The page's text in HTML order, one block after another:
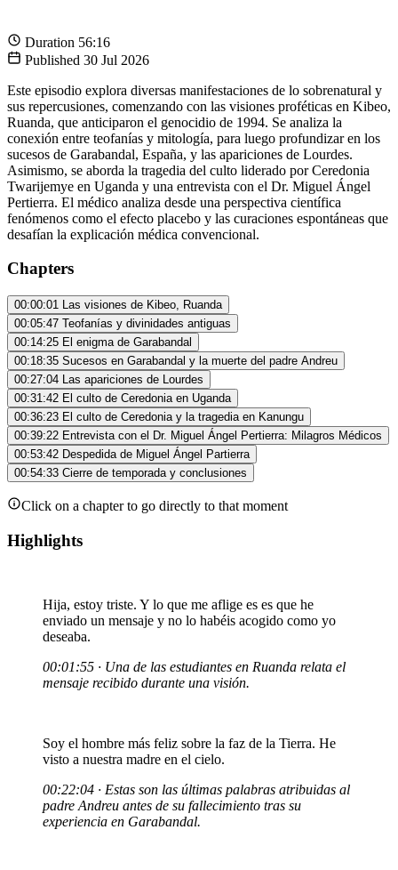
Duration 56:16
Published 30 Jul 2026
Este episodio explora diversas manifestaciones de lo sobrenatural y
sus repercusiones, comenzando con las visiones proféticas en Kibeo,
Ruanda, que anticiparon el genocidio de 1994. Se analiza la
conexión entre teofanías y mitología, para luego profundizar en los
sucesos de Garabandal, España, y las apariciones de Lourdes.
Asimismo, se aborda la tragedia del culto liderado por Ceredonia
Twarijemye en Uganda y una entrevista con el Dr. Miguel Ángel
Pertierra. El médico analiza desde una perspectiva científica
fenómenos como el efecto placebo y las curaciones espontáneas que
desafían la explicación médica convencional.
Chapters
00:00:01
Las visiones de Kibeo, Ruanda
00:05:47 Teofanías y divinidades antiguas
00:14:25 El enigma de Garabandal
00:18:35 Sucesos en Garabandal y la muerte del padre Andreu
00:27:04
Las apariciones de Lourdes
00:31:42 El culto de Ceredonia en Uganda
00:36:23 El culto de Ceredonia y la tragedia en Kanungu
00:39:22 Entrevista con el Dr. Miguel Ángel Pertierra: Milagros Médicos
00:53:42 Despedida de Miguel Ángel Partierra
00:54:33 Cierre de temporada y conclusiones
Click on a chapter to go directly to that moment
Highlights
Hija, estoy triste. Y lo que me aflige es es que he
enviado un mensaje y no lo habéis acogido como yo
deseaba.
00:01:55 · Una de las estudiantes en Ruanda relata el
mensaje recibido durante una visión.
Soy el hombre más feliz sobre la faz de la Tierra. He
visto a nuestra madre en el cielo.
00:22:04 · Estas son las últimas palabras atribuidas al
padre Andreu antes de su fallecimiento tras su
experiencia en Garabandal.